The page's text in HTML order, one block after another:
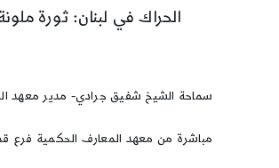
الحراك في لبنان: ثورة
سماحة الشيخ شفيق جرادي- مدير معهد
مباشرة من معهد المعارف الحكمية فرع